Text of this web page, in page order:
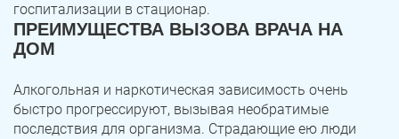
госпитализации в стационар.
ПРЕИМУЩЕСТВА ВЫЗОВА ВРАЧА НА
ДОМ
Алкогольная и наркотическая зависимость очень
быстро прогрессируют, вызывая необратимые
последствия для организма. Страдающие ею люди